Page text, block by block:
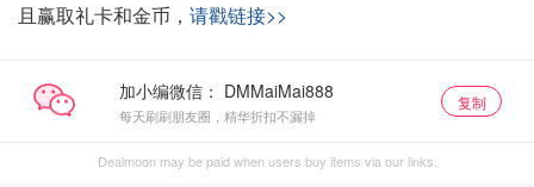
且赢取礼卡和金币， 请戳链接>>
加小编微信：
每天刷刷朋友圈，精华折扣不漏掉
复制
Dealmoon may be paid when users buy items via our links.